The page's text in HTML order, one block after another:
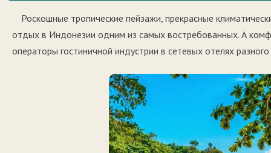
Роскошные тропические пейзажи, прекрасные
отдых в Индонезии одним из самых востребованных. А
операторы гостиничной индустрии в сетевых отелях разного